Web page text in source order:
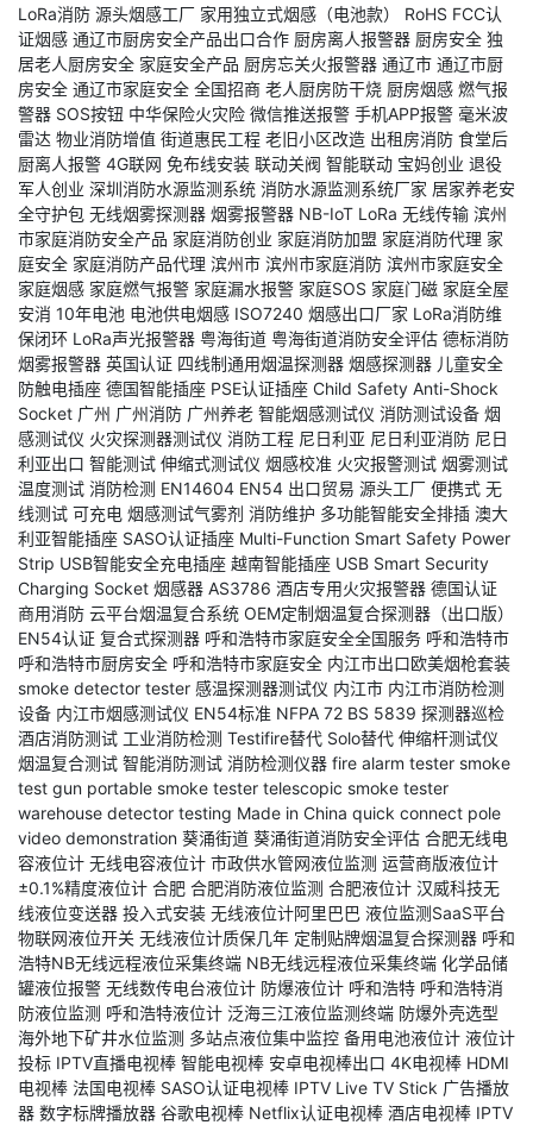
LoRa消防 源头烟感工厂 家用独立式烟感（电池款） RoHS FCC认
证烟感 通辽市厨房安全产品出口合作 厨房离人报警器 厨房安全 独
居老人厨房安全 家庭安全产品 厨房忘关火报警器 通辽市 通辽市厨
房安全 通辽市家庭安全 全国招商 老人厨房防干烧 厨房烟感 燃气报
警器 SOS按钮 中华保险火灾险 微信推送报警 手机APP报警 毫米波
雷达 物业消防增值 街道惠民工程 老旧小区改造 出租房消防 食堂后
厨离人报警 4G联网 免布线安装 联动关阀 智能联动 宝妈创业 退役
军人创业 深圳消防水源监测系统 消防水源监测系统厂家 居家养老安
全守护包 无线烟雾探测器 烟雾报警器 NB-IoT LoRa 无线传输 滨州
市家庭消防安全产品 家庭消防创业 家庭消防加盟 家庭消防代理 家
庭安全 家庭消防产品代理 滨州市 滨州市家庭消防 滨州市家庭安全
家庭烟感 家庭燃气报警 家庭漏水报警 家庭SOS 家庭门磁 家庭全屋
安消 10年电池 电池供电烟感 ISO7240 烟感出口厂家 LoRa消防维
保闭环 LoRa声光报警器 粤海街道 粤海街道消防安全评估 德标消防
烟雾报警器 英国认证 四线制通用烟温探测器 烟感探测器 儿童安全
防触电插座 德国智能插座 PSE认证插座 Child Safety Anti-Shock
Socket 广州 广州消防 广州养老 智能烟感测试仪 消防测试设备 烟
感测试仪 火灾探测器测试仪 消防工程 尼日利亚 尼日利亚消防 尼日
利亚出口 智能测试 伸缩式测试仪 烟感校准 火灾报警测试 烟雾测试
温度测试 消防检测 EN14604 EN54 出口贸易 源头工厂 便携式 无
线测试 可充电 烟感测试气雾剂 消防维护 多功能智能安全排插 澳大
利亚智能插座 SASO认证插座 Multi-Function Smart Safety Power
Strip USB智能安全充电插座 越南智能插座 USB Smart Security
Charging Socket 烟感器 AS3786 酒店专用火灾报警器 德国认证
商用消防 云平台烟温复合系统 OEM定制烟温复合探测器（出口版）
EN54认证 复合式探测器 呼和浩特市家庭安全全国服务 呼和浩特市
呼和浩特市厨房安全 呼和浩特市家庭安全 内江市出口欧美烟枪套装
smoke detector tester 感温探测器测试仪 内江市 内江市消防检测
设备 内江市烟感测试仪 EN54标准 NFPA 72 BS 5839 探测器巡检
酒店消防测试 工业消防检测 Testifire替代 Solo替代 伸缩杆测试仪
烟温复合测试 智能消防测试 消防检测仪器 fire alarm tester smoke
test gun portable smoke tester telescopic smoke tester
warehouse detector testing Made in China quick connect pole
video demonstration 葵涌街道 葵涌街道消防安全评估 合肥无线电
容液位计 无线电容液位计 市政供水管网液位监测 运营商版液位计
±0.1%精度液位计 合肥 合肥消防液位监测 合肥液位计 汉威科技无
线液位变送器 投入式安装 无线液位计阿里巴巴 液位监测SaaS平台
物联网液位开关 无线液位计质保几年 定制贴牌烟温复合探测器 呼和
浩特NB无线远程液位采集终端 NB无线远程液位采集终端 化学品储
罐液位报警 无线数传电台液位计 防爆液位计 呼和浩特 呼和浩特消
防液位监测 呼和浩特液位计 泛海三江液位监测终端 防爆外壳选型
海外地下矿井水位监测 多站点液位集中监控 备用电池液位计 液位计
投标 IPTV直播电视棒 智能电视棒 安卓电视棒出口 4K电视棒 HDMI
电视棒 法国电视棒 SASO认证电视棒 IPTV Live TV Stick 广告播放
器 数字标牌播放器 谷歌电视棒 Netflix认证电视棒 酒店电视棒 IPTV